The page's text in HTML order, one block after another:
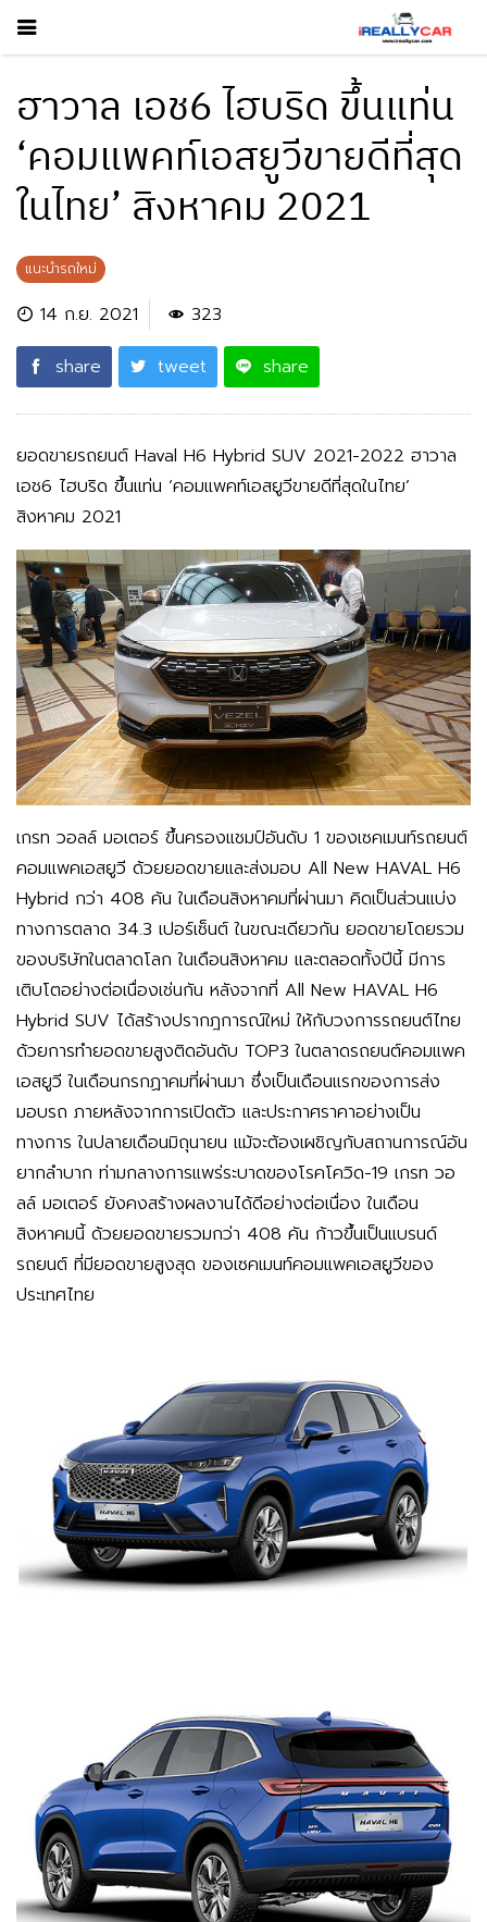
ฮาวาล เอช6 ไฮบริด ขึ้นแท่น
‘คอมแพคท์เอสยูวีขายดีที่สุด
ในไทย’ สิงหาคม 2021
แนะนำรถใหม่
14 ก.ย. 2021
323
share
tweet share
ยอดขายรถยนต์ Haval H6 Hybrid SUV 2021-2022 ฮาวาล
เอช6 ไฮบริด ขึ้นแท่น ‘คอมแพคท์เอสยูวีขายดีที่สุดในไทย’
สิงหาคม 2021
เกรท วอลล์ มอเตอร์ ขึ้นครองแชมป์อันดับ 1 ของเซคเมนท์รถยนต์
คอมแพคเอสยูวี ด้วยยอดขายและส่งมอบ All New HAVAL H6
Hybrid กว่า 408 คัน ในเดือนสิงหาคมที่ผ่านมา คิดเป็นส่วนแบ่ง
ทางการตลาด 34.3 เปอร์เซ็นต์ ในขณะเดียวกัน ยอดขายโดยรวม
ของบริษัทในตลาดโลก ในเดือนสิงหาคม และตลอดทั้งปีนี้ มีการ
เติบโตอย่างต่อเนื่องเช่นกัน หลังจากที่ All New HAVAL H6
Hybrid SUV ได้สร้างปรากฎการณ์ใหม่ ให้กับวงการรถยนต์ไทย
ด้วยการทำยอดขายสูงติดอันดับ TOP3 ในตลาดรถยนต์คอมแพค
เอสยูวี ในเดือนกรกฏาคมที่ผ่านมา ซึ่งเป็นเดือนแรกของการส่ง
มอบรถ ภายหลังจากการเปิดตัว และประกาศราคาอย่างเป็น
ทางการ ในปลายเดือนมิถุนายน แม้จะต้องเผชิญกับสถานการณ์อัน
ยากลำบาก ท่ามกลางการแพร่ระบาดของโรคโควิด-19 เกรท วอ
ลล์ มอเตอร์ ยังคงสร้างผลงานได้ดีอย่างต่อเนื่อง ในเดือน
สิงหาคมนี้ ด้วยยอดขายรวมกว่า 408 คัน ก้าวขึ้นเป็นแบรนด์
รถยนต์ ที่มียอดขายสูงสุด ของเซคเมนท์คอมแพคเอสยูวีของ
ประเทศไทย